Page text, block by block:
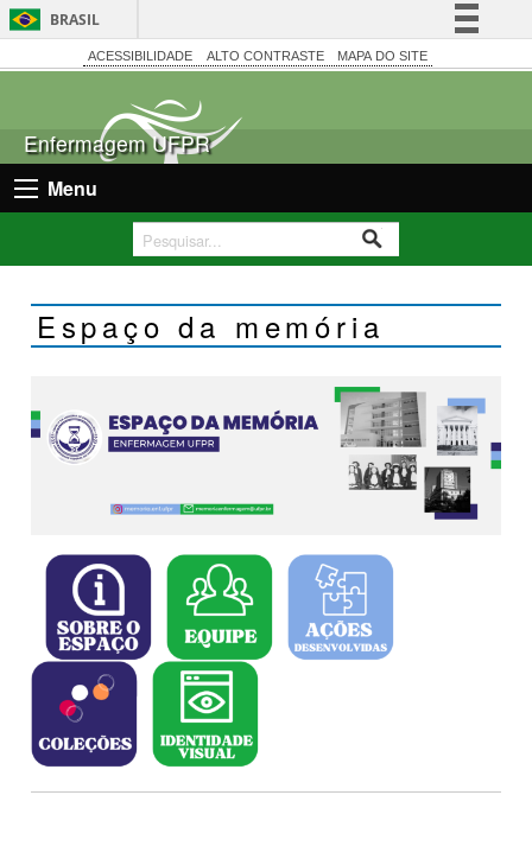
BRASIL
Simplifique!
Acesso à informação
Canais
ACESSIBILIDADE ALTO CONTRASTE MAPA DO SITE
Enfermagem UFPR
Menu
Espaço da memória